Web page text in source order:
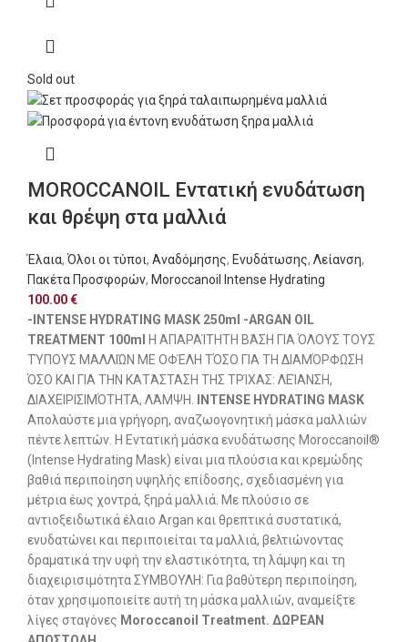
Sold out
MOROCCANOIL Εντατική ενυδάτωση
και θρέψη στα μαλλιά
Έλαια, Όλοι οι τύποι, Αναδόμησης, Ενυδάτωσης, Λείανση,
Πακέτα Προσφορών, Moroccanoil Intense Hydrating
100.00€
-INTENSE HYDRATING MASK 250ml -ARGAN OIL
TREATMENT 100ml
Η ΑΠΑΡΑΊΤΗΤΗ ΒΆΣΗ ΓΙΑ ΌΛΟΥΣ ΤΟΥΣ
ΤΎΠΟΥΣ ΜΑΛΛΙΏΝ ΜΕ ΟΦΈΛΗ ΤΌΣΟ ΓΙΑ ΤΗ ΔΙΑΜΌΡΦΩΣΗ
ΌΣΟ ΚΑΙ ΓΙΑ ΤΗΝ ΚΑΤΆΣΤΑΣΗ ΤΗΣ ΤΡΊΧΑΣ: ΛΕΊΑΝΣΗ,
ΔΙΑΧΕΙΡΙΣΙΜΌΤΗΤΑ, ΛΆΜΨΗ.
INTENSE HYDRATING MASK
Απολαύστε μια γρήγορη, αναζωογονητική μάσκα μαλλιών
πέντε λεπτών. Η Εντατική μάσκα ενυδάτωσης Moroccanoil®
(Intense Hydrating Mask) είναι μια πλούσια και κρεμώδης
βαθιά περιποίηση υψηλής επίδοσης, σχεδιασμένη για
μέτρια έως χοντρά, ξηρά μαλλιά. Με πλούσιο σε
αντιοξειδωτικά έλαιο Argan και θρεπτικά συστατικά,
ενυδατώνει και περιποιείται τα μαλλιά, βελτιώνοντας
δραματικά την υφή την ελαστικότητα, τη λάμψη και τη
διαχειρισιμότητα ΣΥΜΒΟΥΛΗ: Για βαθύτερη περιποίηση,
όταν χρησιμοποιείτε αυτή τη μάσκα μαλλιών, αναμείξτε
λίγες σταγόνες Moroccanoil Treatment. ΔΩΡΕΑΝ